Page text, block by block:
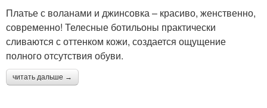
Платье с воланами и джинсовка – красиво, женственно,
современно! Телесные ботильоны практически
сливаются с оттенком кожи, создается ощущение
полного отсутствия обуви.
читать дальше →